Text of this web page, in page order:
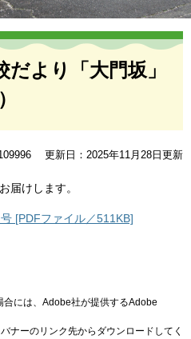
より「大門坂」
更新日：2025年11月28日更新
届けします。
[PDFファイル／511KB]
合には、Adobe社が提供するAdobe
ナーのリンク先からダウンロードしてく